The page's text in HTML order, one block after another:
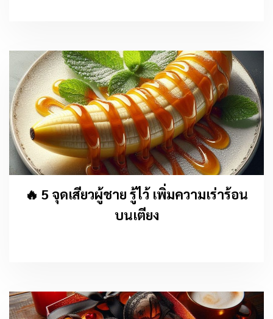
🔥 5 จุดเสียวผู้ชาย รู้ไว้ เพิ่มความเร่าร้อน
บนเตียง